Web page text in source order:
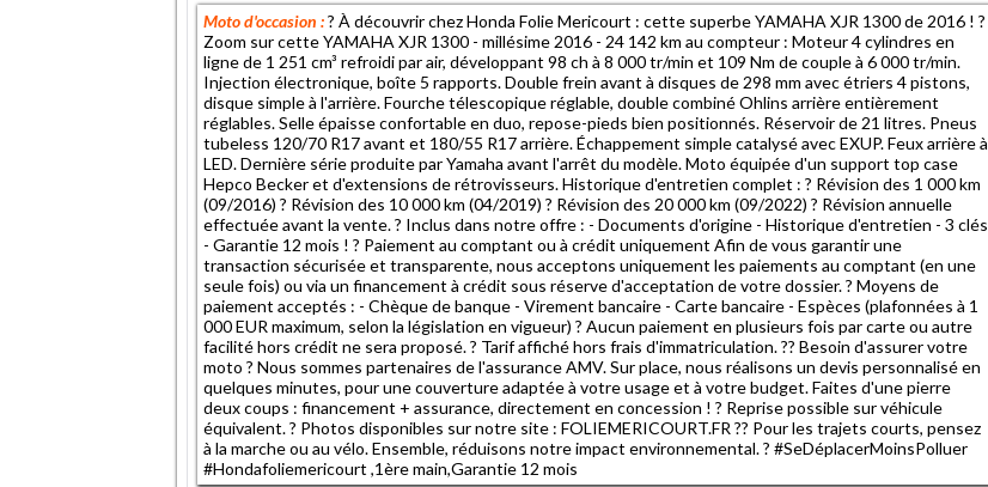
Moto d'occasion :? À découvrir chez Honda Folie Mericourt : cette superbe YAMAHA XJR 1300 de 2016 ! ?
Zoom sur cette YAMAHA XJR 1300 - millésime 2016 - 24 142 km au compteur : Moteur 4 cylindres en
ligne de 1 251 cm³ refroidi par air, développant 98 ch à 8 000 tr/min et 109 Nm de couple à 6 000 tr/min.
Injection électronique, boîte 5 rapports. Double frein avant à disques de 298 mm avec étriers 4 pistons,
disque simple à l'arrière. Fourche télescopique réglable, double combiné Ohlins arrière entièrement
réglables. Selle épaisse confortable en duo, repose-pieds bien positionnés. Réservoir de 21 litres. Pneus
tubeless 120/70 R17 avant et 180/55 R17 arrière. Échappement simple catalysé avec EXUP. Feux arrière à
LED. Dernière série produite par Yamaha avant l'arrêt du modèle. Moto équipée d'un support top case
Hepco Becker et d'extensions de rétrovisseurs. Historique d'entretien complet : ? Révision des 1 000 km
(09/2016) ? Révision des 10 000 km (04/2019) ? Révision des 20 000 km (09/2022) ? Révision annuelle
effectuée avant la vente. ? Inclus dans notre offre : - Documents d'origine - Historique d'entretien - 3 clés
- Garantie 12 mois ! ? Paiement au comptant ou à crédit uniquement Afin de vous garantir une
transaction sécurisée et transparente, nous acceptons uniquement les paiements au comptant (en une
seule fois) ou via un financement à crédit sous réserve d'acceptation de votre dossier. ? Moyens de
paiement acceptés : - Chèque de banque - Virement bancaire - Carte bancaire - Espèces (plafonnées à 1
000 EUR maximum, selon la législation en vigueur) ? Aucun paiement en plusieurs fois par carte ou autre
facilité hors crédit ne sera proposé. ? Tarif affiché hors frais d'immatriculation. ?? Besoin d'assurer votre
moto ? Nous sommes partenaires de l'assurance AMV. Sur place, nous réalisons un devis personnalisé en
quelques minutes, pour une couverture adaptée à votre usage et à votre budget. Faites d'une pierre
deux coups : financement + assurance, directement en concession ! ? Reprise possible sur véhicule
équivalent. ? Photos disponibles sur notre site : FOLIEMERICOURT.FR ?? Pour les trajets courts, pensez
à la marche ou au vélo. Ensemble, réduisons notre impact environnemental. ? #SeDéplacerMoinsPolluer
#Hondafoliemericourt ,1ère main,Garantie 12 mois